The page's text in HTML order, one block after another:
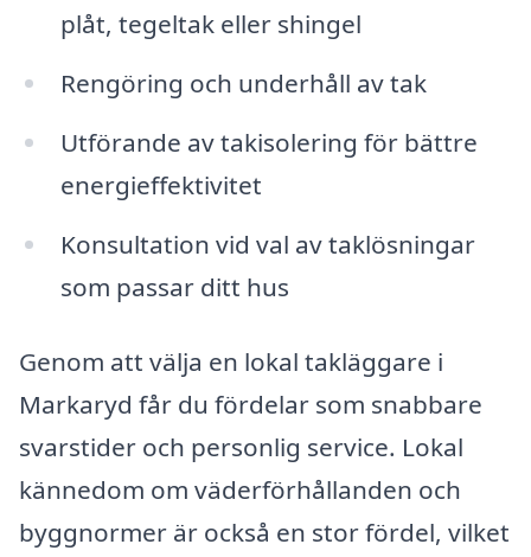
plåt, tegeltak eller shingel
Rengöring och underhåll av tak
Utförande av takisolering för bättre
energieffektivitet
Konsultation vid val av taklösningar
som passar ditt hus
Genom att välja en lokal takläggare i
Markaryd får du fördelar som snabbare
svarstider och personlig service. Lokal
kännedom om väderförhållanden och
byggnormer är också en stor fördel, vilket